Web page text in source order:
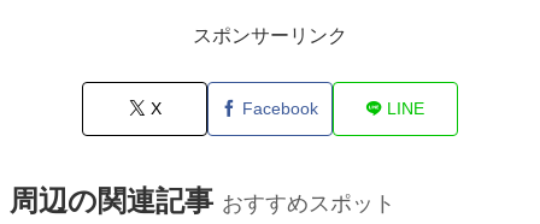
スポンサーリンク
X Facebook LINE
周辺の関連記事 おすすめスポット